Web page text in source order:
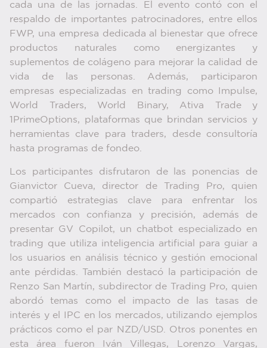
cada una de las jornadas. El evento contó con el
respaldo de importantes patrocinadores, entre ellos
FWP, una empresa dedicada al bienestar que ofrece
productos naturales como energizantes y
suplementos de colágeno para mejorar la calidad de
vida de las personas. Además, participaron
empresas especializadas en trading como Impulse,
World Traders, World Binary, Ativa Trade y
1PrimeOptions, plataformas que brindan servicios y
herramientas clave para traders, desde consultoría
hasta programas de fondeo.
Los participantes disfrutaron de las ponencias de
Gianvictor Cueva, director de Trading Pro, quien
compartió estrategias clave para enfrentar los
mercados con confianza y precisión, además de
presentar GV Copilot, un chatbot especializado en
trading que utiliza inteligencia artificial para guiar a
los usuarios en análisis técnico y gestión emocional
ante pérdidas. También destacó la participación de
Renzo San Martín, subdirector de Trading Pro, quien
abordó temas como el impacto de las tasas de
interés y el IPC en los mercados, utilizando ejemplos
prácticos como el par NZD/USD. Otros ponentes en
esta área fueron Iván Villegas, Lorenzo Vargas,